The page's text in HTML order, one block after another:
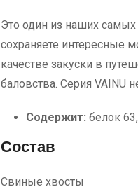
Это один из наших
сохраняете интересные
качестве закуски в
баловства. Серия VAINU
Содержит: белок
Состав
Свиные хвосты